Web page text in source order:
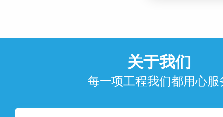
关于我们
每一项工程我们都用心服